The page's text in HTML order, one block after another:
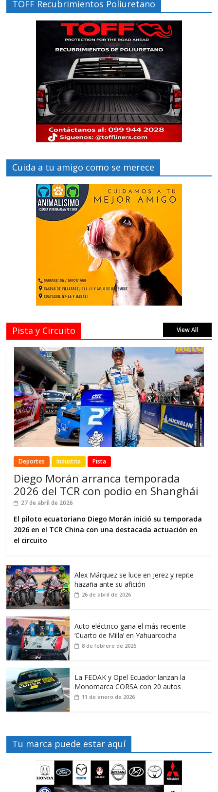
TOFF Recubrimientos Poliuretano
Cuida a tu amigo como se merece
Pista y Circuito View All
Deportes Industria Pista
Diego Morán arranca temporada
2026 del TCR con podio en Shanghái
27 de abril de 2026
El piloto ecuatoriano Diego Morán inició su temporada
2026 en el TCR China con una destacada actuación en
el circuito
Alex Márquez se luce en Jerez y repite
hazaña ante su afición
26 de abril de 2026
Auto eléctrico gana el más reciente
‘Cuarto de Milla’ en Yahuarcocha
8 de febrero de 2026
La FEDAK y Opel Ecuador lanzan la
Monomarca CORSA con 20 autos
11 de enero de 2026
Tu marca puede estar aquí